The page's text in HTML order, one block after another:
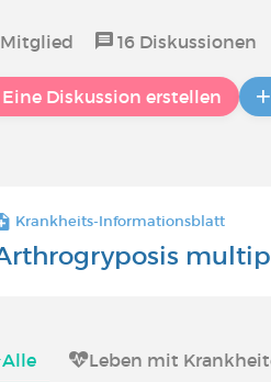
Mitglied 16 Diskussionen
Eine Diskussion erstellen
Krankheits-Informationsblatt
Alle Leben mit